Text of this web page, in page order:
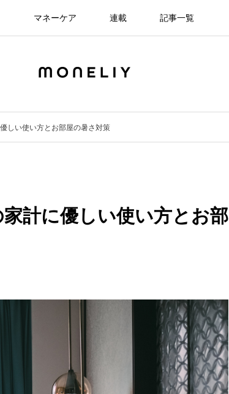
マネーケア 連載 記事一覧
しい使い方とお部屋の暑さ対策
計に優しい使い方とお部